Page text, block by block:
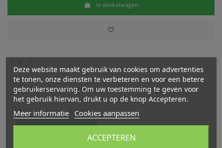
In winkelwagen
Waarderingen en beoordelingen
Er zijn nog geen beoordelingen
Schrijf een beoordeling
Deze website maakt gebruik van cookies om advertenties
te tonen, onze diensten te verbeteren en voor een betere
gebruikerservaring. Om uw toestemming te geven voor
het gebruik hiervan, drukt u op de knop Accepteren.
Meer informatie Cookies aanpassen
ACCEPTEREN